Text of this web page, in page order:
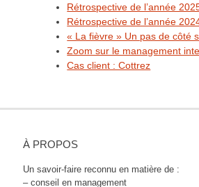
Rétrospective de l’année
Rétrospective de l’année
« La fièvre » Un pas de côté
Zoom sur le management
Cas client : Cottrez
À PROPOS
Un savoir-faire reconnu en matière de :
– conseil en management